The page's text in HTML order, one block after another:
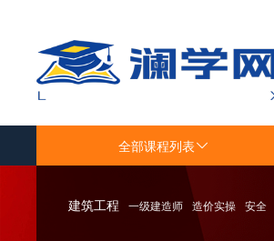
全部课程列表
建筑工程 一级建造师 造价实操 安全